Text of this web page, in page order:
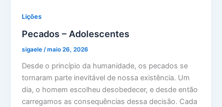
Lições
Pecados – Adolescentes
sigaele/maio 26, 2026
Desde o princípio da humanidade, os pecados se
tornaram parte inevitável de nossa existência. Um
dia, o homem escolheu desobedecer, e desde então
carregamos as consequências dessa decisão. Cada